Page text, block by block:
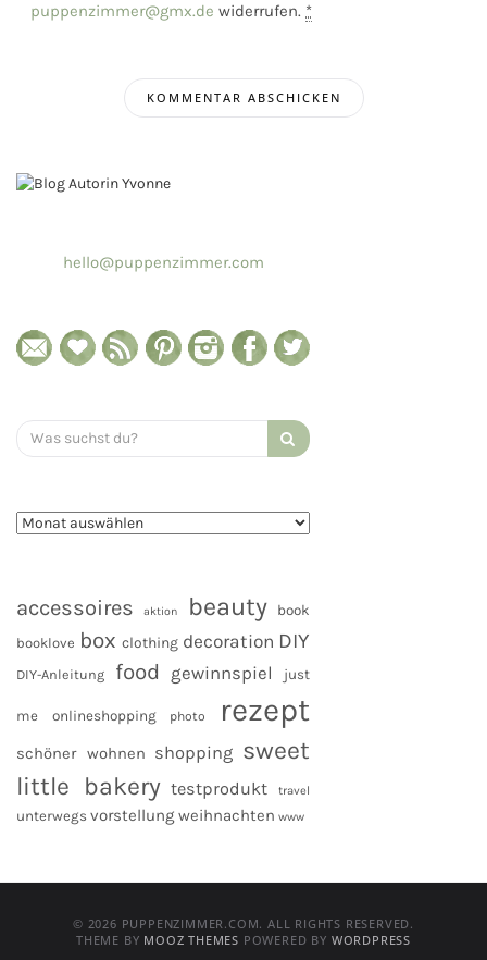
puppenzimmer@gmx.de widerrufen. *
hello@puppenzimmer.com
Search
for:
accessoires aktion beauty
book
booklove box clothing decoration DIY
DIY-Anleitung food gewinnspiel just
me onlineshopping photo rezept
schöner wohnen shopping sweet
little bakery testprodukt travel
unterwegs vorstellung weihnachten www
© 2026 PUPPENZIMMER.COM. ALL RIGHTS RESERVED.
THEME BY MOOZ THEMES POWERED BY WORDPRESS